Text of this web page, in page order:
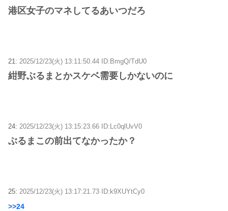
港区女子のマネしてるあいつだろ
21: 2025/12/23(火) 13:11:50.44 ID:BmgQ/TdU0
紺野ぶるまとかスケベ需要しかないのに
24: 2025/12/23(火) 13:15:23.66 ID:Lc0qlUvV0
ぶるまこの前出てなかったか？
25: 2025/12/23(火) 13:17:21.73 ID:k9XUYtCy0
>>24